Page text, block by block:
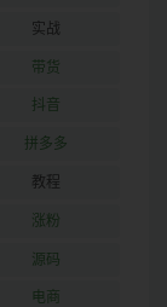
实战
带货
抖音
拼多多
教程
涨粉
源码
电商